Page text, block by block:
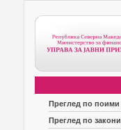
Преглед по поими
Преглед по закони